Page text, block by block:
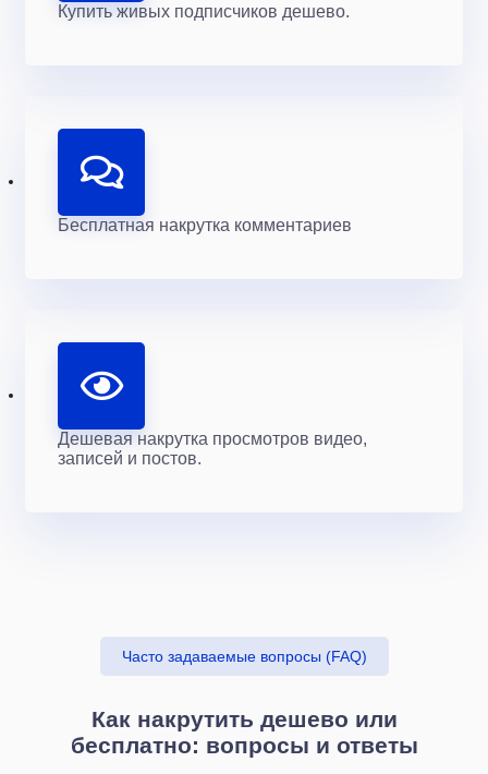
Купить живых подписчиков дешево.
Бесплатная накрутка комментариев
Дешевая накрутка просмотров видео,
записей и постов.
Часто задаваемые вопросы (FAQ)
Как накрутить дешево или
бесплатно: вопросы и ответы